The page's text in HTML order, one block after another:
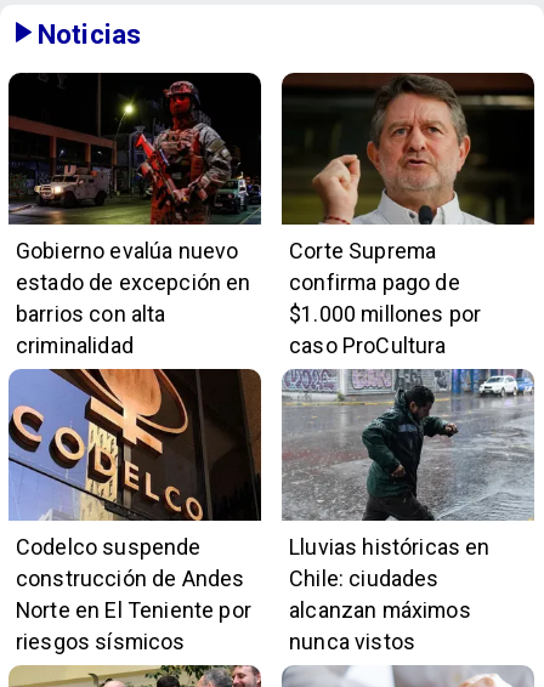
Noticias
Gobierno evalúa nuevo
estado de excepción en
barrios con alta
criminalidad
Corte Suprema
confirma pago de
$1.000 millones por
caso ProCultura
Codelco suspende
construcción de Andes
Norte en El Teniente por
riesgos sísmicos
Lluvias históricas en
Chile: ciudades
alcanzan máximos
nunca vistos